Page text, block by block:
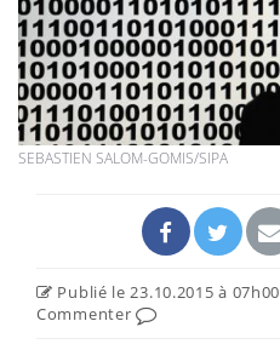
SEBASTIEN SALOM-GOMIS/SIPA
Publié le 23.10.2015 à 07h00
Commenter